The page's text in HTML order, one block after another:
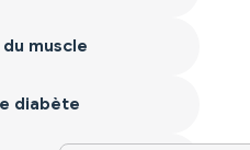
muscle
diabète